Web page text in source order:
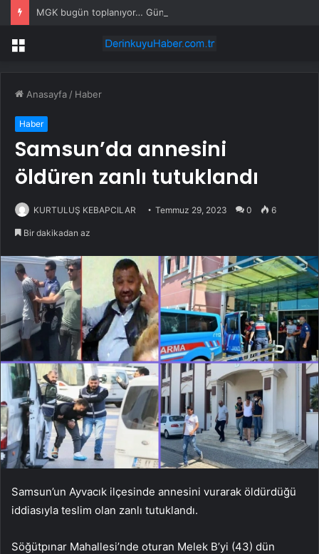
MGK bugün toplanıyor… Gündem ‘Terörsüz Türkiye’
Menü
Anasayfa / Haber
Haber
Samsun’da annesini
öldüren zanlı tutuklandı
KURTULUŞ KEBAPCILAR Temmuz 29, 2023 0 6
Bir dakikadan az
Samsun’un Ayvacık ilçesinde annesini vurarak öldürdüğü
iddiasıyla teslim olan zanlı tutuklandı.
Söğütpınar Mahallesi’nde oturan Melek B’yi (43) dün